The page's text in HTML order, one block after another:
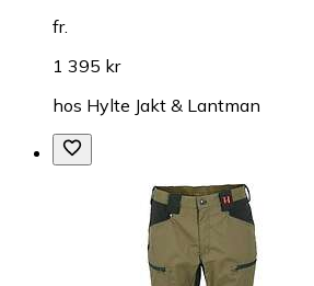
fr.
1 395 kr
hos Hylte Jakt & Lantman